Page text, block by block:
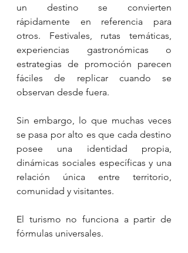
un destino se convierten
rápidamente en referencia para
otros. Festivales, rutas temáticas,
experiencias gastronómicas o
estrategias de promoción parecen
fáciles de replicar cuando se
observan desde fuera.
Sin embargo, lo que muchas veces
se pasa por alto es que cada destino
posee una identidad propia,
dinámicas sociales específicas y una
relación única entre territorio,
comunidad y visitantes.
El turismo no funciona a partir de
fórmulas universales.